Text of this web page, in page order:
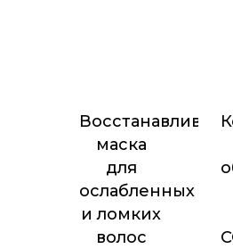
маска
для
ослабленных
и ломких
волос